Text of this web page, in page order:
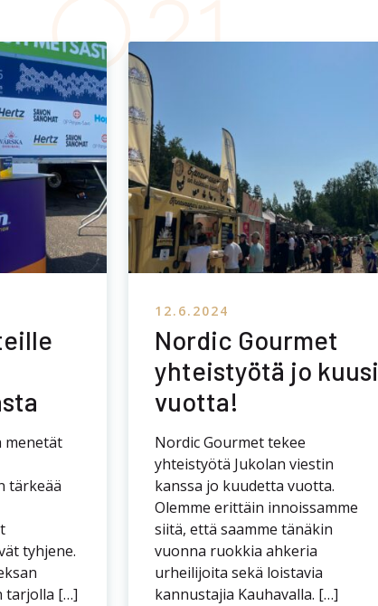
menetät
tärkeää
tyhjene.
tarjolla […]
12.6.2024
Nordic Gourmet
yhteistyötä jo kuusi
vuotta!
Nordic Gourmet tekee
yhteistyötä Jukolan viestin
kanssa jo kuudetta vuotta.
Olemme erittäin innoissamme
siitä, että saamme tänäkin
vuonna ruokkia ahkeria
urheilijoita sekä loistavia
kannustajia Kauhavalla. […]